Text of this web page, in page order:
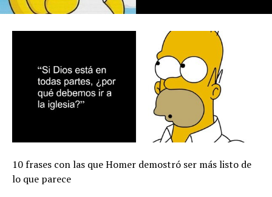
10 frases con las que Homer demostró ser más listo de
lo que parece